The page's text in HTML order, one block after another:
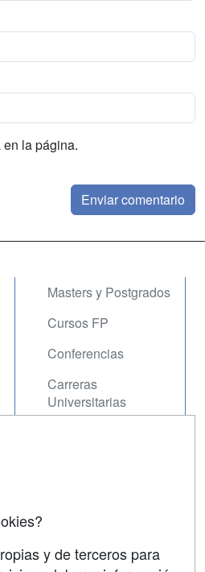
la página.
Masters y Postgrados
Cursos FP
Conferencias
Carreras
Universitarias
y de terceros para